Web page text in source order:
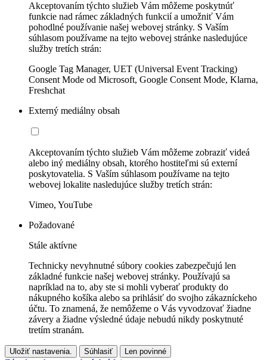
Akceptovaním týchto služieb Vám môžeme poskytnúť
funkcie nad rámec základných funkcií a umožniť Vám
pohodlné používanie našej webovej stránky. S Vaším
súhlasom používame na tejto webovej stránke nasledujúce
služby tretích strán:
Google Tag Manager, UET (Universal Event Tracking)
Consent Mode od Microsoft, Google Consent Mode, Klarna,
Freshchat
Externý mediálny obsah
Akceptovaním týchto služieb Vám môžeme zobraziť videá
alebo iný mediálny obsah, ktorého hostiteľmi sú externí
poskytovatelia. S Vaším súhlasom používame na tejto
webovej lokalite nasledujúce služby tretích strán:
Vimeo, YouTube
Požadované
Stále aktívne
Technicky nevyhnutné súbory cookies zabezpečujú len
základné funkcie našej webovej stránky. Používajú sa
napríklad na to, aby ste si mohli vyberať produkty do
nákupného košíka alebo sa prihlásiť do svojho zákazníckeho
účtu. To znamená, že nemôžeme o Vás vyvodzovať žiadne
závery a žiadne výsledné údaje nebudú nikdy poskytnuté
tretím stranám.
Uložiť nastavenia. Súhlasiť Len povinné